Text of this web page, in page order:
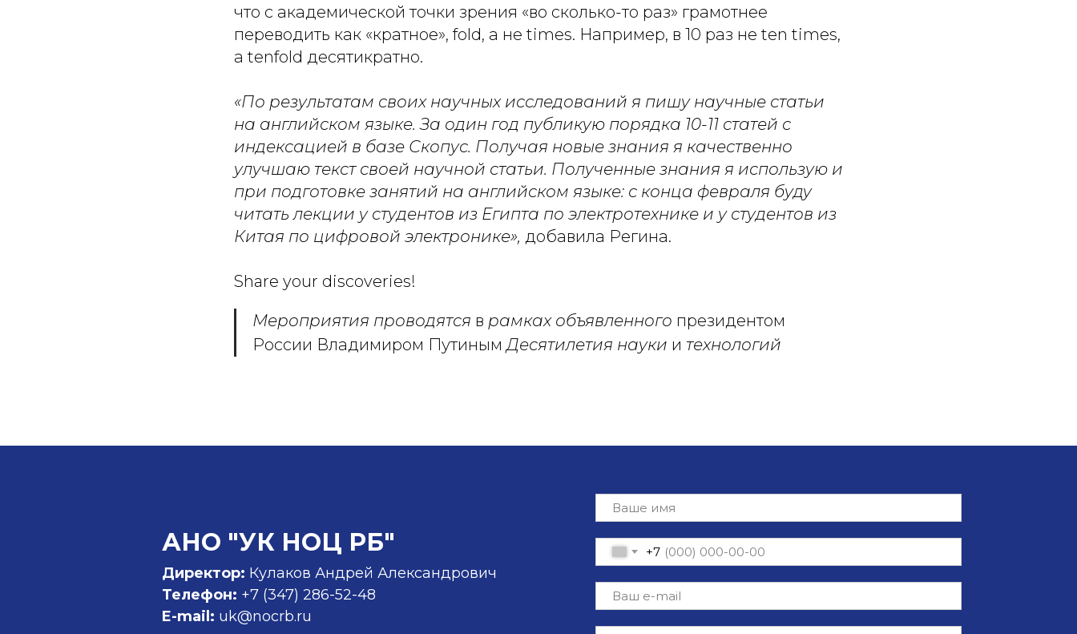
что с академической точки зрения «во сколько-то раз» грамотнее
переводить как «кратное», fold, а не times. Например, в 10 раз не ten times,
а tenfold десятикратно.
«По результатам своих научных исследований я пишу научные статьи
на английском языке. За один год публикую порядка 10-11 статей с
индексацией в базе Скопус. Получая новые знания я качественно
улучшаю текст своей научной статьи. Полученные знания я использую и
при подготовке занятий на английском языке: с конца февраля буду
читать лекции у студентов из Египта по электротехнике и у студентов из
Китая по цифровой электронике», добавила Регина.
Share your discoveries!
Мероприятия проводятся в рамках объявленного президентом
России Владимиром ПутинымДесятилетия науки и технологий
+7
АНО "УК НОЦ РБ"
Директор: Кулаков Андрей Александрович
Телефон: +7 (347) 286-52-48
E-mail: uk@nocrb.ru